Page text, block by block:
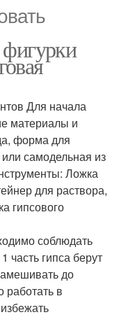
фигурки
Для начала
материалы и
форма для
самодельная из
Ложка
для раствора,
гипсового
соблюдать
гипса берут
до
работать в